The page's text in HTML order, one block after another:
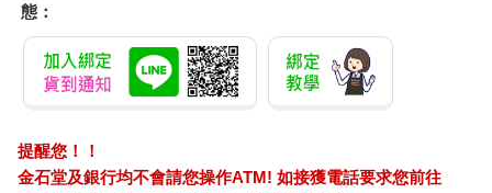
態：
提醒您！！
金石堂及銀行均不會請您操作ATM! 如接獲電話要求您前往